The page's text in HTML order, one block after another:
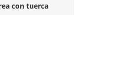
con tuerca